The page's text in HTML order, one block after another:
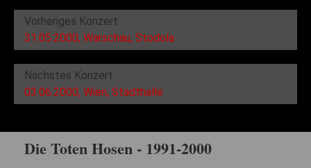
Vorheriges Konzert
31.05.2000, Warschau, Stodola
Nächstes Konzert
03.06.2000, Wien, Stadthalle
Die Toten Hosen - 1991-2000